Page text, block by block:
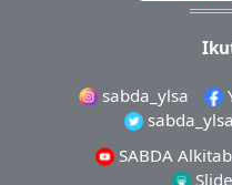
sabda_ylsa
sabda_ylsa
SABDA Alkitab